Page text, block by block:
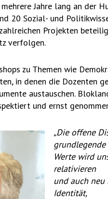
Jahre lang an der
20 Sozial- und
Projekten
verfolgen.
zu Themen wie
in denen die Dozenten
austauschen.
und ernst
„Die offene
grundlegende
Werte wird
relativieren
und auch neu
Identität,